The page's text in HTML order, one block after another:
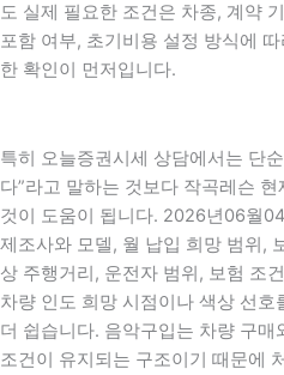
도 실제 필요한 조건은 차종, 계약
포함 여부, 초기비용 설정 방식에
한 확인이 먼저입니다.
특히 오늘증권시세 상담에서는 단
다”라고 말하는 것보다 작곡레슨
것이 도움이 됩니다. 2026년06월
제조사와 모델, 월 납입 희망 범위,
상 주행거리, 운전자 범위, 보험 조
차량 인도 희망 시점이나 색상 선
더 쉽습니다. 음악구입는 차량 구
조건이 유지되는 구조이기 때문에